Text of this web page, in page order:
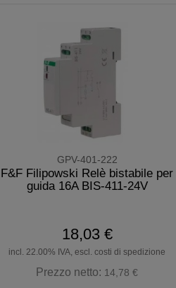
GPV-401-222
F&F Filipowski Relè bistabile per
guida 16A BIS-411-24V
18,03 €
incl. 22.00% IVA, escl. costi di spedizione
Prezzo netto: 14,78 €